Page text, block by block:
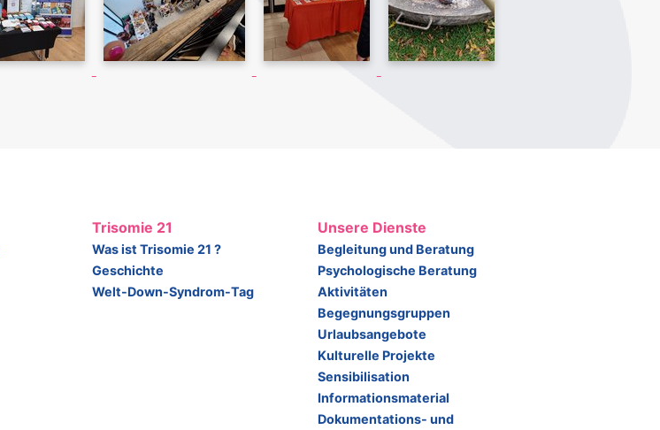
Trisomie 21
Was ist Trisomie 21 ?
Geschichte
Welt-Down-Syndrom-Tag
Unsere Dienste
Begleitung und Beratung
Psychologische Beratung
Aktivitäten
Begegnungsgruppen
Urlaubsangebote
Kulturelle Projekte
Sensibilisation
Informationsmaterial
Dokumentations- und